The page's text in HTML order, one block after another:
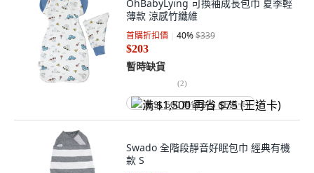
OhBabyLying 可換袖成長包巾 夏季輕
薄款 涼感竹纖維
首購折扣價 40%$339
$203
暫時缺貨
(2)
满 $1,500 再省 $75 (王道卡)
Swado 全階段靜音好眠包巾 經典有機
款 S